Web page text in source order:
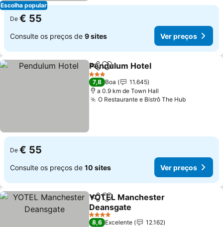
Escolha popular
De € 55
Consulte os preços de 9 sites Ver preços
PartilharAdicionar aos favoritos
Pendulum Hotel
3 Estrelas
7,8 Boa
11.645
a 0.9 km de Town Hall
O Restaurante e Bistrô The Hub
De € 55
Consulte os preços de 10 sites Ver preços
PartilharAdicionar aos favoritos
YOTEL Manchester
Deansgate
4 Estrelas
8,6 Excelente
12.162